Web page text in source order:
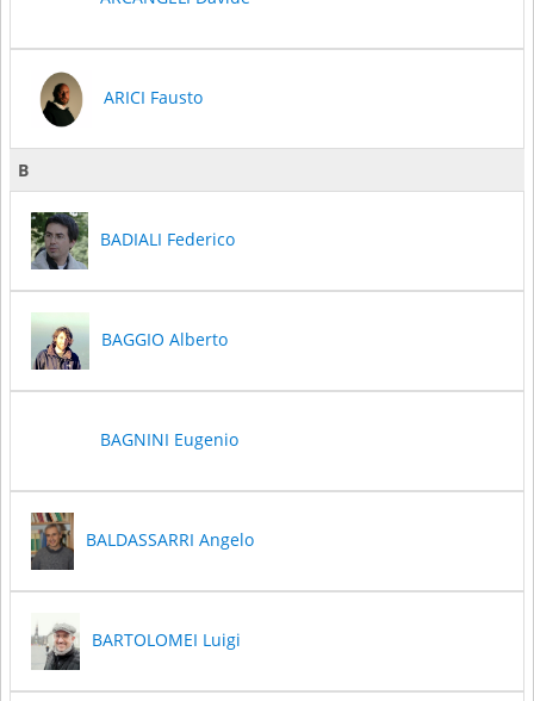
ARICI Fausto
B
BADIALI Federico
BAGGIO Alberto
BAGNINI Eugenio
BALDASSARRI Angelo
BARTOLOMEI Luigi